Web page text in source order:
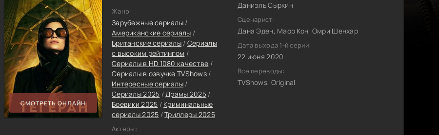
СМОТРЕТЬ ОНЛАЙН
Жанр:
Зарубежные сериалы /
Американские сериалы /
Британские сериалы / Сериалы
с высоким рейтингом /
Сериалы в HD 1080 качестве /
Сериалы в озвучке TVShows /
Интересные сериалы /
Сериалы 2025 /Драмы 2025 /
Боевики 2025 / Криминальные
сериалы 2025 /Триллеры 2025
Актеры:
Даниэль Сыркин
Сценарист:
Дана Эден, Маор Кон, Омри Шенхар
Дата выхода 1-й серии:
22 июня 2020
Все переводы:
TVShows, Original